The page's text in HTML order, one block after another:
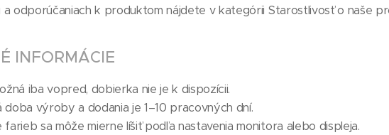
odporúčaniach k produktom nájdete v kategórii Starostlivosť o naše
INFORMÁCIE
iba vopred, dobierka nie je k dispozícii.
doba výroby a dodania je 1–10 pracovných dní.
farieb sa môže mierne líšiť podľa nastavenia monitora alebo displeja.